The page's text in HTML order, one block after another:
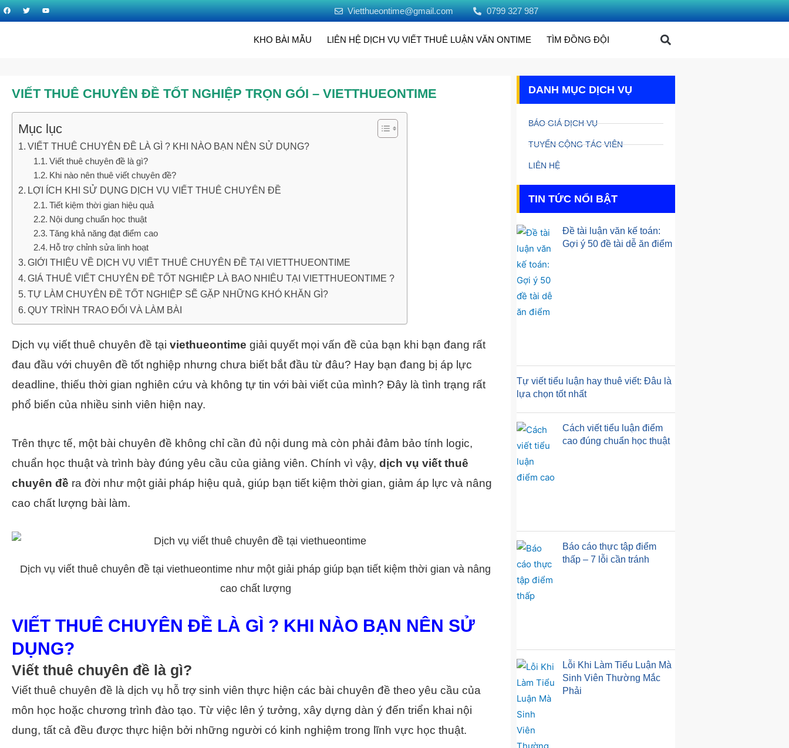
Vietthueontime@gmail.com 0799 327 987
KHO BÀI MẪU LIÊN HỆ DỊCH VỤ VIẾT THUÊ LUẬN VĂN ONTIME TÌM ĐỒNG ĐỘI
VIẾT THUÊ CHUYÊN ĐỀ TỐT NGHIỆP TRỌN GÓI – VIETTHUEONTIME
Mục lục
VIẾT THUÊ CHUYÊN ĐỀ LÀ GÌ ? KHI NÀO BẠN NÊN SỬ DỤNG?
Viết thuê chuyên đề là gì?
Khi nào nên thuê viết chuyên đề?
LỢI ÍCH KHI SỬ DỤNG DỊCH VỤ VIẾT THUÊ CHUYÊN ĐỀ
Tiết kiệm thời gian hiệu quả
Nội dung chuẩn học thuật
Tăng khả năng đạt điểm cao
Hỗ trợ chỉnh sửa linh hoạt
GIỚI THIỆU VỀ DỊCH VỤ VIẾT THUÊ CHUYÊN ĐỀ TẠI VIETTHUEONTIME
GIÁ THUÊ VIẾT CHUYÊN ĐỀ TỐT NGHIỆP LÀ BAO NHIÊU TẠI VIETTHUEONTIME ?
TỰ LÀM CHUYÊN ĐỀ TỐT NGHIỆP SẼ GẶP NHỮNG KHÓ KHĂN GÌ?
QUY TRÌNH TRAO ĐỔI VÀ LÀM BÀI
Dịch vụ viết thuê chuyên đề tại viethueontime giải quyết mọi vấn đề của bạn khi bạn đang rất
đau đầu với chuyên đề tốt nghiệp nhưng chưa biết bắt đầu từ đâu? Hay bạn đang bị áp lực
deadline, thiếu thời gian nghiên cứu và không tự tin với bài viết của mình? Đây là tình trạng rất
phổ biến của nhiều sinh viên hiện nay.
Trên thực tế, một bài chuyên đề không chỉ cần đủ nội dung mà còn phải đảm bảo tính logic,
chuẩn học thuật và trình bày đúng yêu cầu của giảng viên. Chính vì vậy, dịch vụ viết thuê
chuyên đề ra đời như một giải pháp hiệu quả, giúp bạn tiết kiệm thời gian, giảm áp lực và nâng
cao chất lượng bài làm.
Dịch vụ viết thuê chuyên đề tại viethueontime như một giải pháp giúp bạn tiết kiệm thời gian và nâng
cao chất lượng
VIẾT THUÊ CHUYÊN ĐỀ LÀ GÌ ? KHI NÀO BẠN NÊN SỬ
DỤNG?
Viết thuê chuyên đề là gì?
Viết thuê chuyên đề là dịch vụ hỗ trợ sinh viên thực hiện các bài chuyên đề theo yêu cầu của
môn học hoặc chương trình đào tạo. Từ việc lên ý tưởng, xây dựng dàn ý đến triển khai nội
dung, tất cả đều được thực hiện bởi những người có kinh nghiệm trong lĩnh vực học thuật.
DANH MỤC DỊCH VỤ
BÁO GIÁ DỊCH VỤ
TUYỂN CỘNG TÁC VIÊN
LIÊN HỆ
TIN TỨC NỔI BẬT
Đề tài luận văn kế toán:
Gợi ý 50 đề tài dễ ăn điểm
Tự viết tiểu luận hay thuê viết: Đâu là
lựa chọn tốt nhất
Cách viết tiểu luận điểm
cao đúng chuẩn học thuật
Báo cáo thực tập điểm
thấp – 7 lỗi cần tránh
Lỗi Khi Làm Tiểu Luận Mà
Sinh Viên Thường Mắc
Phải